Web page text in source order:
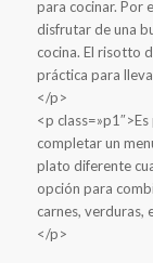
para cocinar. Por
disfrutar de una
cocina. El risotto
práctica para
</p>
<p
completar un
plato diferente
opción para
carnes, verduras,
</p>